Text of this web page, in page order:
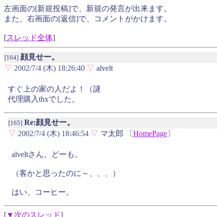
左画面の[新規投稿]で、新規の発言が出来ます。
また、右画面の[返信]で、コメントがかけます。
[スレッド全体]
[164] 顔見せー。
▽ 2002/7/4 (木) 18:26:40 ▽ alvelt
すぐ上の家の人だよ！（謎
代理購入thxでした。
[165] Re:顔見せー。
▽ 2002/7/4 (木) 18:46:54 ▽ マ太郎 〔HomePage〕
alveltさん、どーも。
（客かと思ったのに～、、、）
はい、コーヒー。
[▼次のスレッド]